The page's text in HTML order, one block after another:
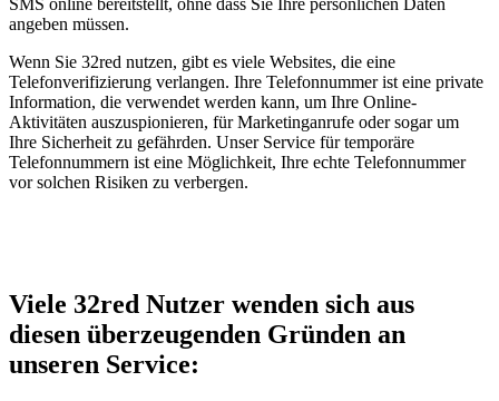
angeben müssen.
Wenn Sie 32red nutzen, gibt es viele Websites, die eine
Telefonverifizierung verlangen. Ihre Telefonnummer ist eine private
Information, die verwendet werden kann, um Ihre Online-
Aktivitäten auszuspionieren, für Marketinganrufe oder sogar um
Ihre Sicherheit zu gefährden. Unser Service für temporäre
Telefonnummern ist eine Möglichkeit, Ihre echte Telefonnummer
vor solchen Risiken zu verbergen.
Viele 32red Nutzer wenden sich aus
diesen überzeugenden Gründen an
unseren Service: